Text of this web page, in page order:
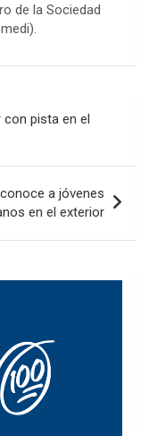
de la Sociedad
pista en el
a jóvenes
en el exterior